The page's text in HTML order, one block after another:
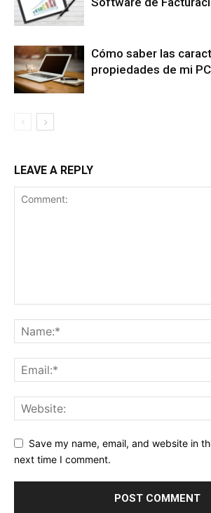
Cómo saber las
propiedades de mi PC
LEAVE A REPLY
Save my name, email, and website in
next time I comment.